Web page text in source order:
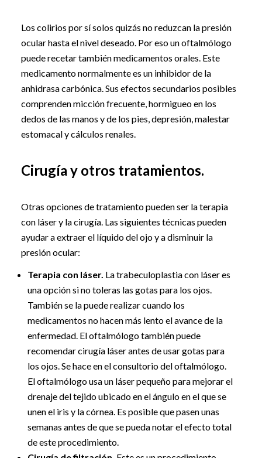
Los colirios por sí solos quizás no reduzcan la presión
ocular hasta el nivel deseado. Por eso un oftalmólogo
puede recetar también medicamentos orales. Este
medicamento normalmente es un inhibidor de la
anhidrasa carbónica. Sus efectos secundarios posibles
comprenden micción frecuente, hormigueo en los
dedos de las manos y de los pies, depresión, malestar
estomacal y cálculos renales.
Cirugía y otros tratamientos.
Otras opciones de tratamiento pueden ser la terapia
con láser y la cirugía. Las siguientes técnicas pueden
ayudar a extraer el líquido del ojo y a disminuir la
presión ocular:
Terapia con láser. La trabeculoplastia con láser es
una opción si no toleras las gotas para los ojos.
También se la puede realizar cuando los
medicamentos no hacen más lento el avance de la
enfermedad. El oftalmólogo también puede
recomendar cirugía láser antes de usar gotas para
los ojos. Se hace en el consultorio del oftalmólogo.
El oftalmólogo usa un láser pequeño para mejorar el
drenaje del tejido ubicado en el ángulo en el que se
unen el iris y la córnea. Es posible que pasen unas
semanas antes de que se pueda notar el efecto total
de este procedimiento.